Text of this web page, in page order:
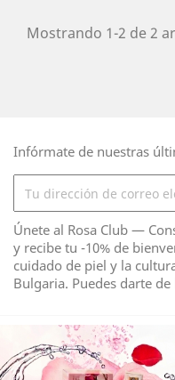
Mostrando 1-2 de 2
Infórmate de nuestras
Únete al Rosa Club —
y recibe tu -10% de
cuidado de piel y la
Bulgaria. Puedes darte